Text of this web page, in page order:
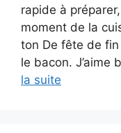
rapide à
moment de la
ton De fête de fin
le bacon. J’aime
la suite